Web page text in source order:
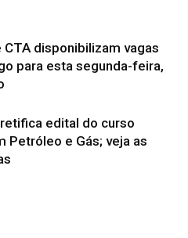
CTA disponibilizam vagas
para esta segunda-feira,
retifica edital do curso
Petróleo e Gás; veja as